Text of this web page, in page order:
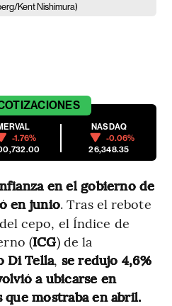
Kent Nishimura)
-1.76%
NASDAQ
-0.06%
26,348.35
en el gobierno de
en junio. Tras el rebote
cepo, el Índice de
(ICG) de la
Di Tella, se redujo 4,6%
a ubicarse en
mostraba en abril.